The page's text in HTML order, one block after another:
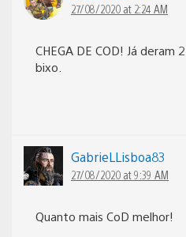
27/08/2020 at 2:24 AM
CHEGA DE COD! Já deram
bixo.
GabrieLLisboa83
27/08/2020 at 9:39 AM
Quanto mais CoD melhor!